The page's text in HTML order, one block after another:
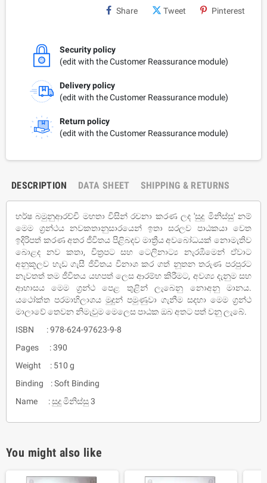
Share Tweet Pinterest
Security policy
(edit with the Customer Reassurance module)
Delivery policy
(edit with the Customer Reassurance module)
Return policy
(edit with the Customer Reassurance module)
DESCRIPTION DATA SHEET SHIPPING & RETURNS
හර්ෂ බමුනුආරච්චි මහතා විසින් රචනා කරණ ලද 'සුදු මිනිස්සු' නම්
මෙම ග්‍රන්ථය නවකතානුසාරයෙන් ඉතා සරලව පාඨකයා වෙත
ඉදිරිපත් කරණ අතර ජීවිතය පිළිබදව මාත්‍රීය අවබෝධයක් නොමැතිව
බොළද නව කතා, චිත්‍රපට සහ ටෙලිනාට්‍ය නැරඹීමෙන් ඒවාට
අනුකූලව හැඩ ගැසී ජිවිතය විනාශ කර ගත් නූතන තරුණ පරපුරට
නැවතත් තම ජීවිතය යහපත් ලෙස ආරම්භ කිරීමට, අවශ්‍ය දැනුම සහ
ආභාසය මෙම ග්‍රන්ථ පෙළ තුළින් ලැබෙනු නොඅනු මානය.
යථෝක්ත පරමාභිලාශය මුදුන් පමුණුවා ගැනීම සදහා මෙම ග්‍රන්ථ
මාලාවේ තෙවන නිමැවුම මෙලෙස පාඨක ඔබ අතට පත් වනු ලැබේ.
ISBN : 978-624-97623-9-8
Pages : 390
Weight : 510 g
Binding : Soft Binding
Name : සුදු මිනිස්සු 3
You might also like